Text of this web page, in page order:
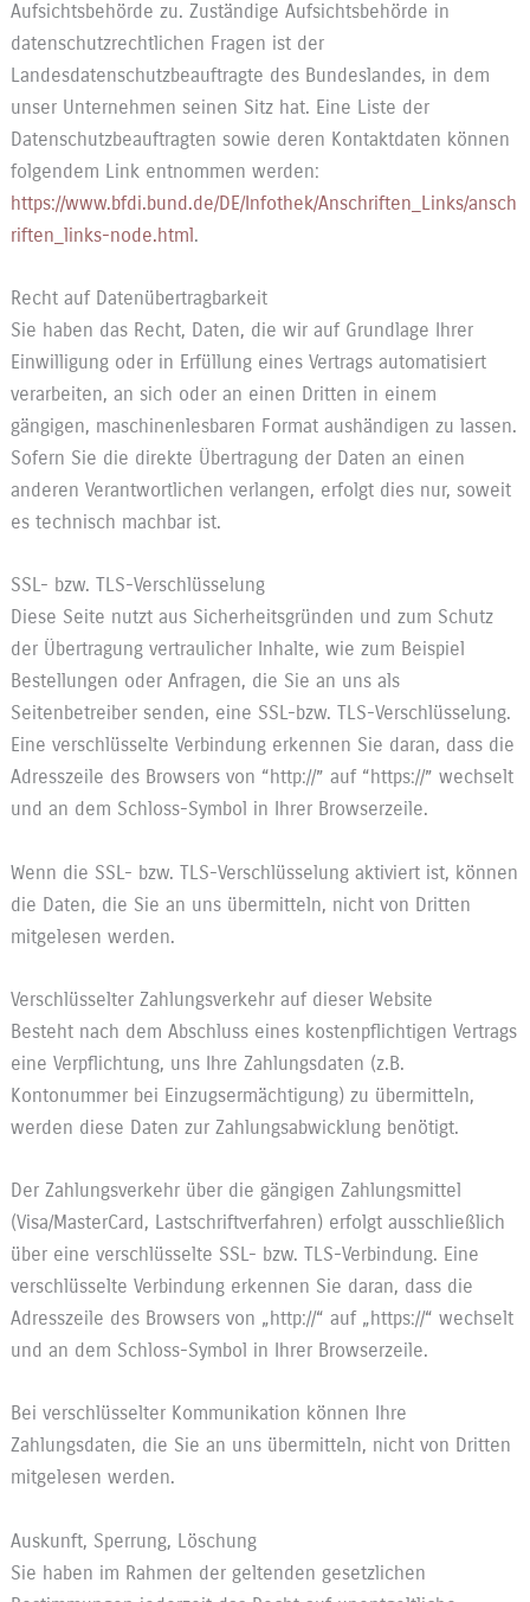
Aufsichtsbehörde zu. Zuständige Aufsichtsbehörde in
datenschutzrechtlichen Fragen ist der
Landesdatenschutzbeauftragte des Bundeslandes, in dem
unser Unternehmen seinen Sitz hat. Eine Liste der
Datenschutzbeauftragten sowie deren Kontaktdaten können
folgendem Link entnommen werden:
https://www.bfdi.bund.de/DE/Infothek/Anschriften_Links/ansch
riften_links-node.html.
Recht auf Datenübertragbarkeit
Sie haben das Recht, Daten, die wir auf Grundlage Ihrer
Einwilligung oder in Erfüllung eines Vertrags automatisiert
verarbeiten, an sich oder an einen Dritten in einem
gängigen, maschinenlesbaren Format aushändigen zu lassen.
Sofern Sie die direkte Übertragung der Daten an einen
anderen Verantwortlichen verlangen, erfolgt dies nur, soweit
es technisch machbar ist.
SSL- bzw. TLS-Verschlüsselung
Diese Seite nutzt aus Sicherheitsgründen und zum Schutz
der Übertragung vertraulicher Inhalte, wie zum Beispiel
Bestellungen oder Anfragen, die Sie an uns als
Seitenbetreiber senden, eine SSL-bzw. TLS-Verschlüsselung.
Eine verschlüsselte Verbindung erkennen Sie daran, dass die
Adresszeile des Browsers von “http://” auf “https://” wechselt
und an dem Schloss-Symbol in Ihrer Browserzeile.
Wenn die SSL- bzw. TLS-Verschlüsselung aktiviert ist, können
die Daten, die Sie an uns übermitteln, nicht von Dritten
mitgelesen werden.
Verschlüsselter Zahlungsverkehr auf dieser Website
Besteht nach dem Abschluss eines kostenpflichtigen Vertrags
eine Verpflichtung, uns Ihre Zahlungsdaten (z.B.
Kontonummer bei Einzugsermächtigung) zu übermitteln,
werden diese Daten zur Zahlungsabwicklung benötigt.
Der Zahlungsverkehr über die gängigen Zahlungsmittel
(Visa/MasterCard, Lastschriftverfahren) erfolgt ausschließlich
über eine verschlüsselte SSL- bzw. TLS-Verbindung. Eine
verschlüsselte Verbindung erkennen Sie daran, dass die
Adresszeile des Browsers von „http://“ auf „https://“ wechselt
und an dem Schloss-Symbol in Ihrer Browserzeile.
Bei verschlüsselter Kommunikation können Ihre
Zahlungsdaten, die Sie an uns übermitteln, nicht von Dritten
mitgelesen werden.
Auskunft, Sperrung, Löschung
Sie haben im Rahmen der geltenden gesetzlichen